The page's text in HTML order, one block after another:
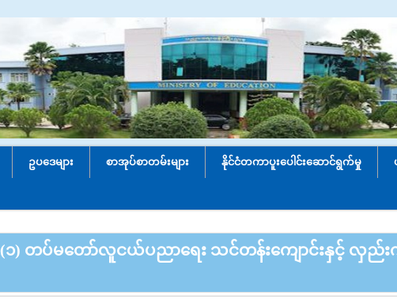
ဥပဒေများ စာအုပ်စာတမ်းများ နိုင်ငံတကာပူးပေါင်း‌ဆောင်ရွက်မှု
၁) တပ်မတော်လူငယ်ပညာရေး သင်တန်းကျောင်းနှင့် လှည်